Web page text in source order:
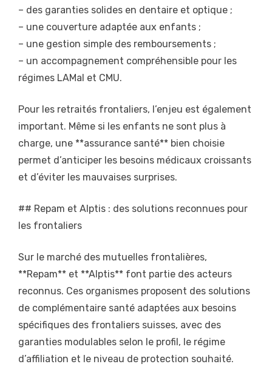
– des garanties solides en dentaire et optique ;
– une couverture adaptée aux enfants ;
– une gestion simple des remboursements ;
– un accompagnement compréhensible pour les
régimes LAMal et CMU.
Pour les retraités frontaliers, l’enjeu est également
important. Même si les enfants ne sont plus à
charge, une **assurance santé** bien choisie
permet d’anticiper les besoins médicaux croissants
et d’éviter les mauvaises surprises.
## Repam et Alptis : des solutions reconnues pour
les frontaliers
Sur le marché des mutuelles frontalières,
**Repam** et **Alptis** font partie des acteurs
reconnus. Ces organismes proposent des solutions
de complémentaire santé adaptées aux besoins
spécifiques des frontaliers suisses, avec des
garanties modulables selon le profil, le régime
d’affiliation et le niveau de protection souhaité.